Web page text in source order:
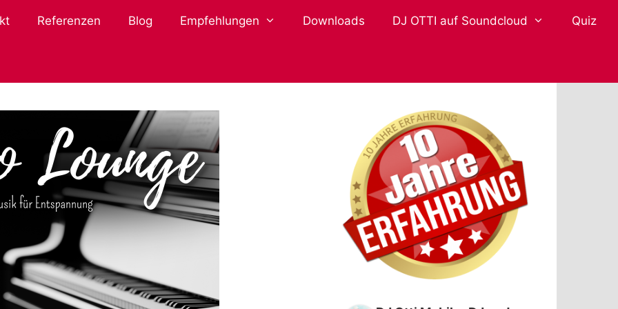
Referenzen Blog Empfehlungen Downloads DJ OTTI auf Soundcloud Quiz